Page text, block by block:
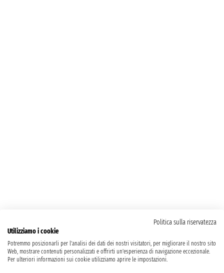
Politica sulla riservatezza
Utilizziamo i cookie
Potremmo posizionarli per l'analisi dei dati dei nostri visitatori, per migliorare il nostro sito
Web, mostrare contenuti personalizzati e offrirti un'esperienza di navigazione eccezionale.
Per ulteriori informazioni sui cookie utilizziamo aprire le impostazioni.